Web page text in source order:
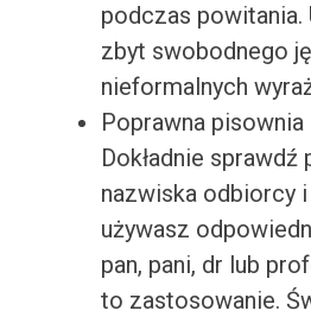
podczas powitania.
zbyt swobodnego
nieformalnych
Poprawna pisownia
Dokładnie sprawdź
nazwiska odbiorcy
używasz
pan, pani, dr lub
to zastosowanie.